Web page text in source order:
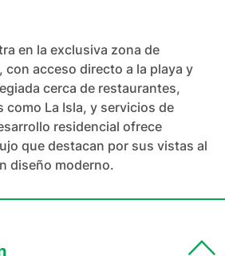
en la exclusiva zona de
con acceso directo a la playa y
cerca de restaurantes,
como La Isla, y servicios de
residencial ofrece
que destacan por sus vistas al
diseño moderno.